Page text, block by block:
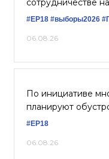
сотрудничестве
#ЕР18 #выборы2026
06.08.26
По инициативе
планируют
#ЕР18
06.08.26